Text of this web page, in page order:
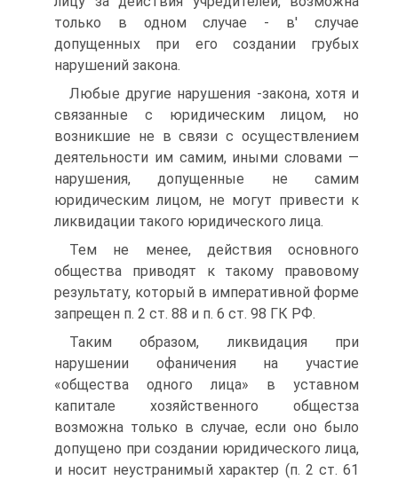
только в одном случае - в' случае
допущенных при его создании грубых
нарушений закона.
Любые другие нарушения -закона, хотя и
связанные с юридическим лицом, но
возникшие не в связи с осуществлением
деятельности им самим, иными словами —
нарушения, допущенные не самим
юридическим лицом, не могут привести к
ликвидации такого юридического лица.
Тем не менее, действия основного
общества приводят к такому правовому
результату, который в императивной форме
запрещен п. 2 ст. 88 и п. 6 ст. 98 ГК РФ.
Таким образом, ликвидация при
нарушении офаничения на участие
«общества одного лица» в уставном
капитале хозяйственного общестза
возможна только в случае, если оно было
допущено при создании юридического лица,
и носит неустранимый характер (п. 2 ст. 61